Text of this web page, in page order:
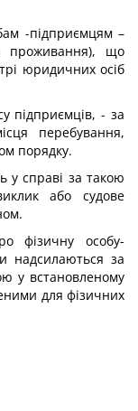
-підприємцям –
проживання), що
юридичних осіб
підприємців, - за
перебування,
порядку.
у справі за такою
або судове
фізичну особу-
надсилаються за
у встановленому
для фізичних